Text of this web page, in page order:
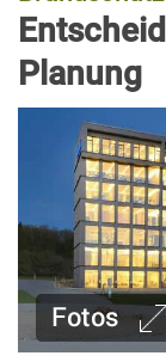
Planung